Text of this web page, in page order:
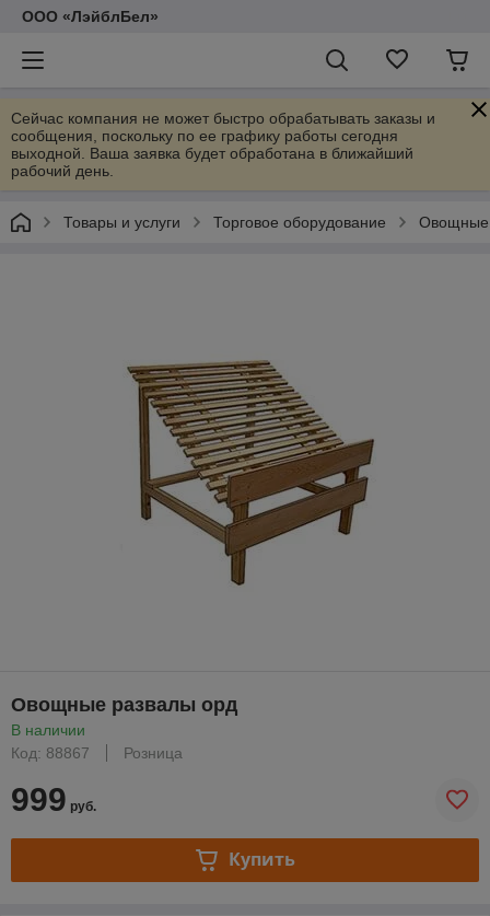
ООО «ЛэйблБел»
Сейчас компания не может быстро обрабатывать заказы и
сообщения, поскольку по ее графику работы сегодня
выходной. Ваша заявка будет обработана в ближайший
рабочий день.
Товары и услуги Торговое оборудование Овощные
Овощные развалы орд
В наличии
Код: 88867
Розница
999 руб.
Купить